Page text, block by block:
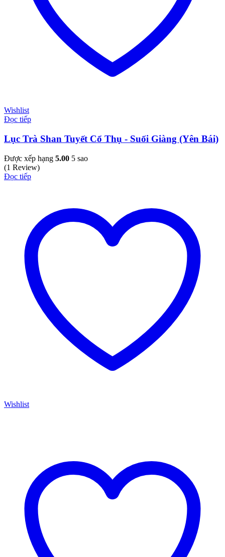
Wishlist
Đọc tiếp
Lục Trà Shan Tuyết Cổ Thụ - Suối Giàng (Yên Bái)
Được xếp hạng 5.00 5 sao
(1 Review)
Đọc tiếp
Wishlist